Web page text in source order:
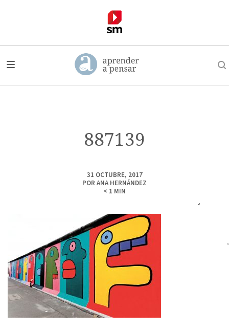
887139
31 OCTUBRE, 2017
POR ANA HERNÁNDEZ
< 1 MIN